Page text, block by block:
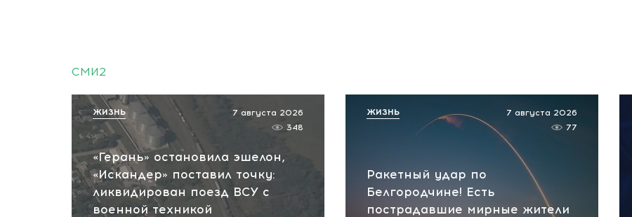
СМИ2
«Герань» остановила эшелон,
«Искандер» поставил точку:
ликвидирован поезд ВСУ с
военной техникой
7 августа 2026
348
ЖИЗНЬ
Ракетный удар по
Белгородчине! Есть
пострадавшие мирные жители
7 августа 2026
77
ЖИЗНЬ